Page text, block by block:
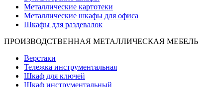
Металлические картотеки
Металлические шкафы для офиса
Шкафы для раздевалок
ПРОИЗВОДСТВЕННАЯ МЕТАЛЛИЧЕСКАЯ МЕБЕЛЬ
Верстаки
Тележка инструментальная
Шкаф для ключей
Шкаф инструментальный